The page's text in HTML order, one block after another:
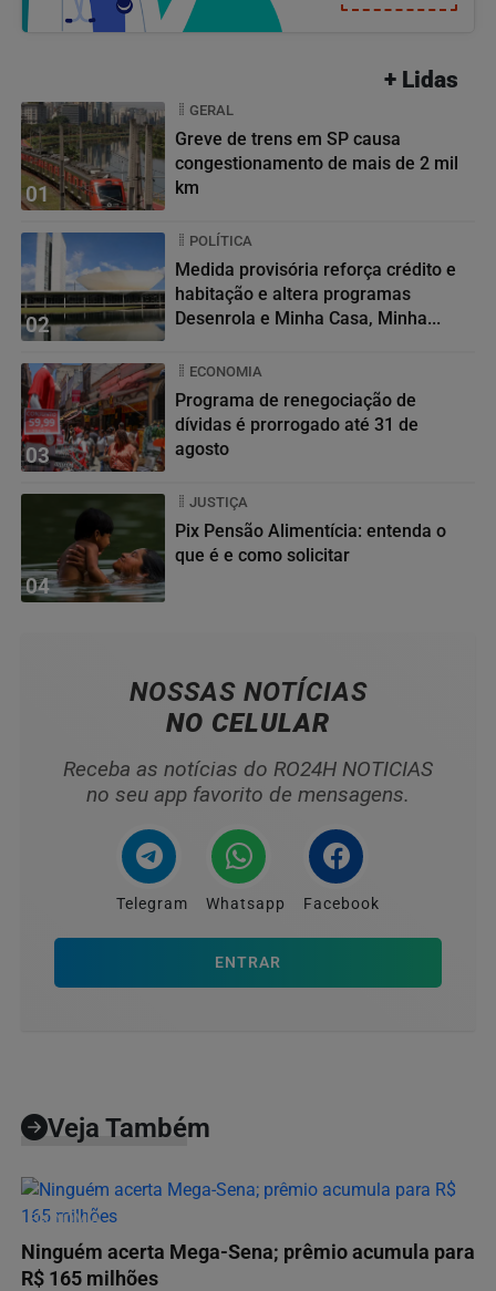
+ Lidas
01
GERAL
Greve de trens em SP causa
congestionamento de mais de 2 mil
km
02
POLÍTICA
Medida provisória reforça crédito e
habitação e altera programas
Desenrola e Minha Casa, Minha...
03
ECONOMIA
Programa de renegociação de
dívidas é prorrogado até 31 de
agosto
04
JUSTIÇA
Pix Pensão Alimentícia: entenda o
que é e como solicitar
NOSSAS NOTÍCIAS
NO CELULAR
Receba as notícias do RO24H NOTICIAS
no seu app favorito de mensagens.
Telegram Whatsapp Facebook
ENTRAR
Veja Também
ECONOMIA
Ninguém acerta Mega-Sena; prêmio acumula para
R$ 165 milhões